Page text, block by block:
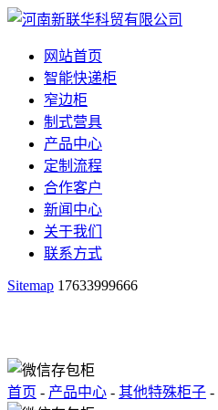
网站首页
智能快递柜
窄边柜
制式营具
产品中心
定制流程
合作客户
新闻中心
关于我们
联系方式
Sitemap 17633999666
首页 - 产品中心 - 其他特殊柜子 -